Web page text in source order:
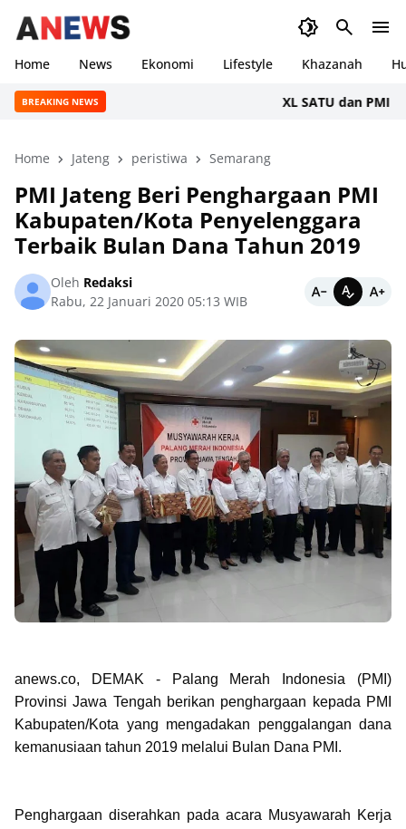
Home News Ekonomi Lifestyle Khazanah
BREAKING NEWS XL SATU dan PMI
Home Jateng peristiwa Semarang
PMI Jateng Beri Penghargaan PMI
Kabupaten/Kota Penyelenggara
Terbaik Bulan Dana Tahun 2019
Oleh Redaksi
Rabu, 22 Januari 2020 05:13 WIB
anews.co, DEMAK - Palang Merah Indonesia (PMI)
Provinsi Jawa Tengah berikan penghargaan kepada PMI
Kabupaten/Kota yang mengadakan penggalangan dana
kemanusiaan tahun 2019 melalui Bulan Dana PMI.
Penghargaan diserahkan pada acara Musyawarah Kerja